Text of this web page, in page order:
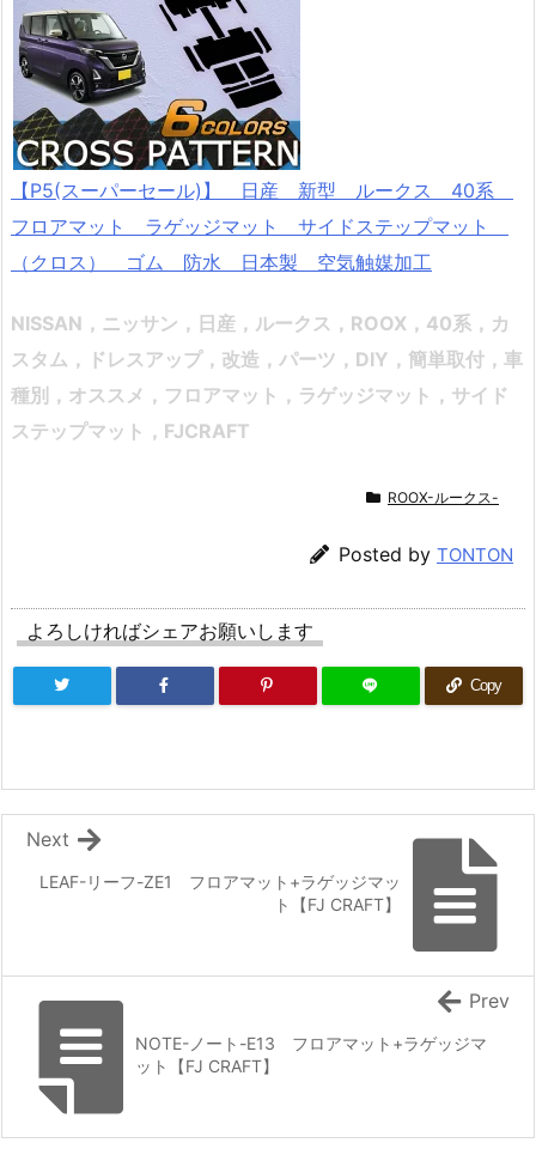
【P5(スーパーセール)】 日産 新型 ルークス 40系
フロアマット ラゲッジマット サイドステップマット
（クロス） ゴム 防水 日本製 空気触媒加工
NISSAN，ニッサン，日産，ルークス，ROOX，40系， カ
スタム，ドレスアップ，改造，パーツ，DIY，簡単取付，車
種別，オススメ ，フロアマット，ラゲッジマット，サイド
ステップマット，FJCRAFT
ROOX-ルークス-
Posted by TONTON
よろしければシェアお願いします
Copy
LEAF-リーフ-ZE1 フロアマット+ラゲッジマッ
ト【FJ CRAFT】
Next
NOTE-ノート-E13 フロアマット+ラゲッジマ
ット【FJ CRAFT】
Prev